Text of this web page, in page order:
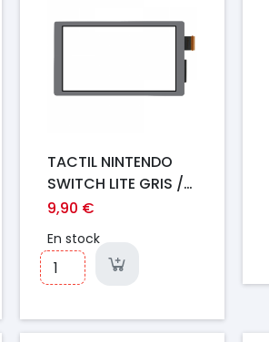
TACTIL NINTENDO
SWITCH LITE GRIS /
BLANC
9,90 €
En stock